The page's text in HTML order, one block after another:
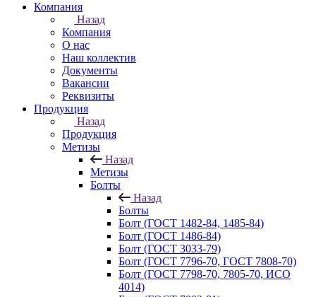
Компания
Назад
Компания
О нас
Наш коллектив
Документы
Вакансии
Реквизиты
Продукция
Назад
Продукция
Метизы
Назад
Метизы
Болты
Назад
Болты
Болт (ГОСТ 1482-84, 1485-84)
Болт (ГОСТ 1486-84)
Болт (ГОСТ 3033-79)
Болт (ГОСТ 7796-70, ГОСТ 7808-70)
Болт (ГОСТ 7798-70, 7805-70, ИСО
4014)